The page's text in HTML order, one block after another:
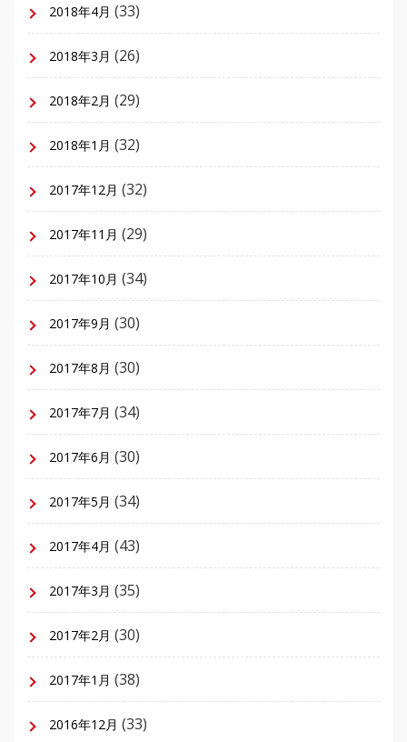
2018年4月 (33)
2018年3月 (26)
2018年2月 (29)
2018年1月 (32)
2017年12月 (32)
2017年11月 (29)
2017年10月 (34)
2017年9月 (30)
2017年8月 (30)
2017年7月 (34)
2017年6月 (30)
2017年5月 (34)
2017年4月 (43)
2017年3月 (35)
2017年2月 (30)
2017年1月 (38)
2016年12月 (33)